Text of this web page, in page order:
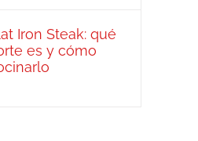
Iron Steak: qué
es y cómo